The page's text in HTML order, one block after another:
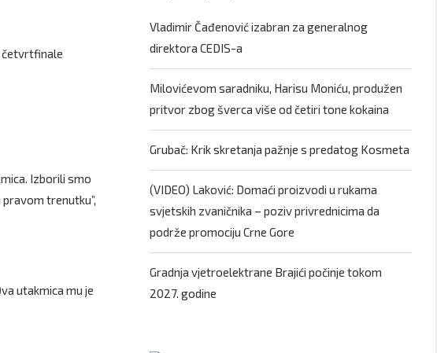
četvrtfinale
Izborili smo
trenutku”,
utakmica mu je
Vladimir Čađenović izabran za generalnog
direktora CEDIS-a
Milovićevom saradniku, Harisu Moniću, produžen
pritvor zbog šverca više od četiri tone kokaina
Grubač: Krik skretanja pažnje s predatog Kosmeta
(VIDEO) Laković: Domaći proizvodi u rukama
svjetskih zvaničnika – poziv privrednicima da
podrže promociju Crne Gore
Gradnja vjetroelektrane Brajići počinje tokom
2027. godine